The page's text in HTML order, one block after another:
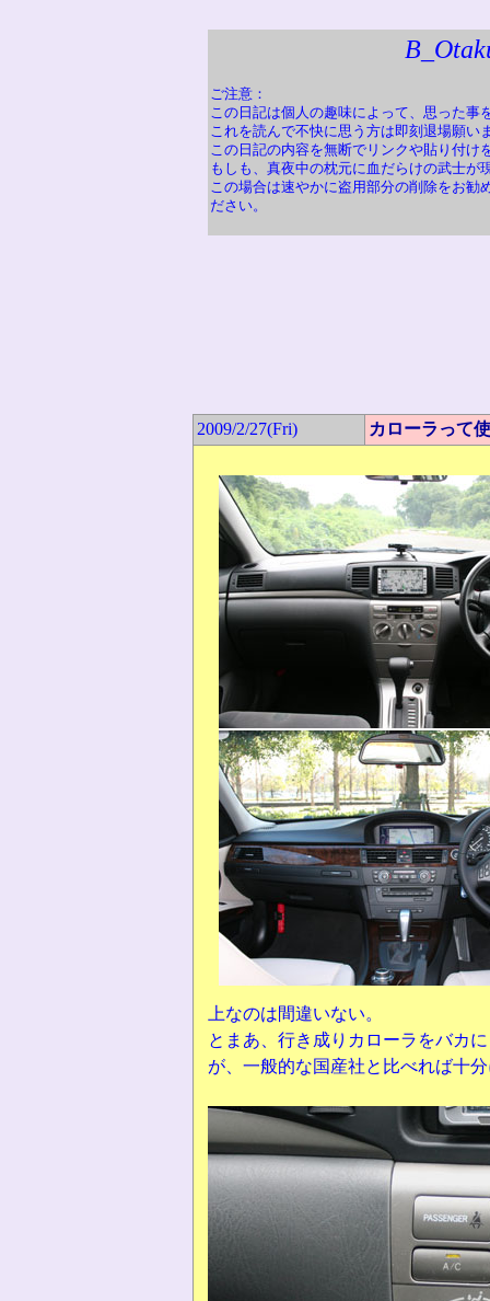
ご注意：
この日記は個人の趣味によって、思った事
これを読んで不快に思う方は即刻退場願い
この日記の内容を無断でリンクや貼り付け
もしも、真夜中の枕元に血だらけの武士
この場合は速やかに盗用部分の削除をお勧
ださい。
2009/2/27(Fri) カローラって
上なのは間違いない。
とまあ、行き成りカローラをバカ
が、一般的な国産社と比べれば十